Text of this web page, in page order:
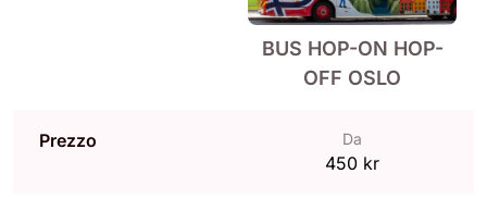
BUS HOP-ON HOP-
OFF OSLO
Prezzo Da
450 kr